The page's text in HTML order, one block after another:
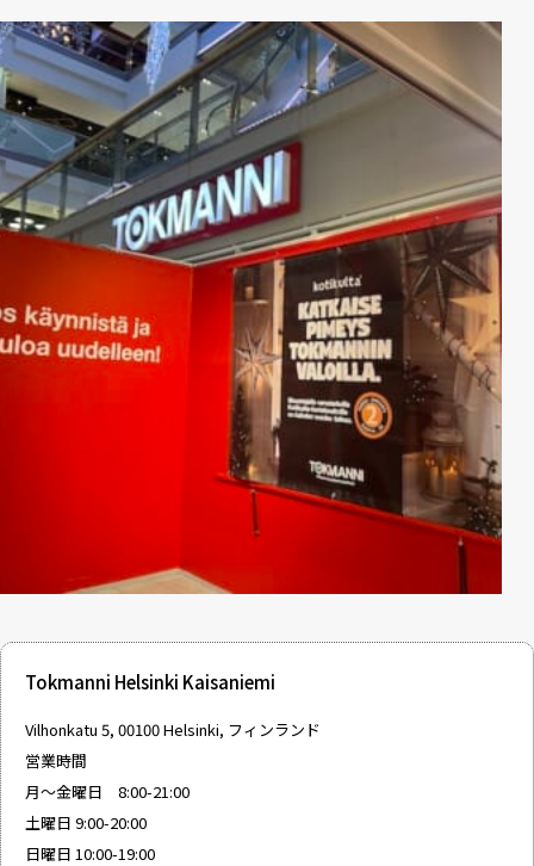
Tokmanni Helsinki Kaisaniemi
Vilhonkatu 5, 00100 Helsinki, フィンランド
営業時間
月〜金曜日 8:00-21:00
土曜日 9:00-20:00
日曜日 10:00-19:00